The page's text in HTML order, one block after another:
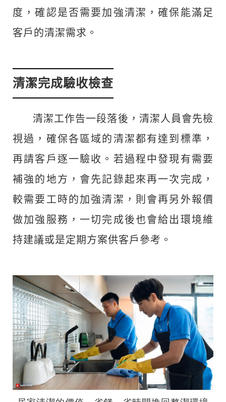
度，確認是否需要加強清潔，確保能滿足
客戶的清潔需求。
清潔完成驗收檢查
清潔工作告一段落後，清潔人員會先檢
視過，確保各區域的清潔都有達到標準，
再請客戶逐一驗收。若過程中發現有需要
補強的地方，會先記錄起來再一次完成，
較需要工時的加強清潔，則會再另外報價
做加強服務，一切完成後也會給出環境維
持建議或是定期方案供客戶參考。